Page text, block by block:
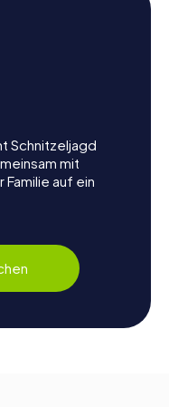
Schnitzeljagd
mit
auf ein